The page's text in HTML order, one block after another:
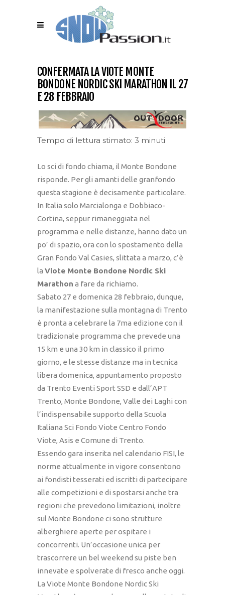
CONFERMATA LA VIOTE MONTE
BONDONE NORDIC SKI MARATHON IL 27
E 28 FEBBRAIO
Tempo di lettura stimato: 3 minuti
Lo sci di fondo chiama, il Monte Bondone
risponde. Per gli amanti delle granfondo
questa stagione è decisamente particolare.
In Italia solo Marcialonga e Dobbiaco-
Cortina, seppur rimaneggiata nel
programma e nelle distanze, hanno dato un
po’ di spazio, ora con lo spostamento della
Gran Fondo Val Casies, slittata a marzo, c’è
la Viote Monte Bondone Nordic Ski
Marathon a fare da richiamo.
Sabato 27 e domenica 28 febbraio, dunque,
la manifestazione sulla montagna di Trento
è pronta a celebrare la 7ma edizione con il
tradizionale programma che prevede una
15 km e una 30 km in classico il primo
giorno, e le stesse distanze ma in tecnica
libera domenica, appuntamento proposto
da Trento Eventi Sport SSD e dall’APT
Trento, Monte Bondone, Valle dei Laghi con
l’indispensabile supporto della Scuola
Italiana Sci Fondo Viote Centro Fondo
Viote, Asis e Comune di Trento.
Essendo gara inserita nel calendario FISI, le
norme attualmente in vigore consentono
ai fondisti tesserati ed iscritti di partecipare
alle competizioni e di spostarsi anche tra
regioni che prevedono limitazioni, inoltre
sul Monte Bondone ci sono strutture
alberghiere aperte per ospitare i
concorrenti. Un’occasione unica per
trascorrere un bel weekend su piste ben
innevate e spolverate di fresco anche oggi.
La Viote Monte Bondone Nordic Ski